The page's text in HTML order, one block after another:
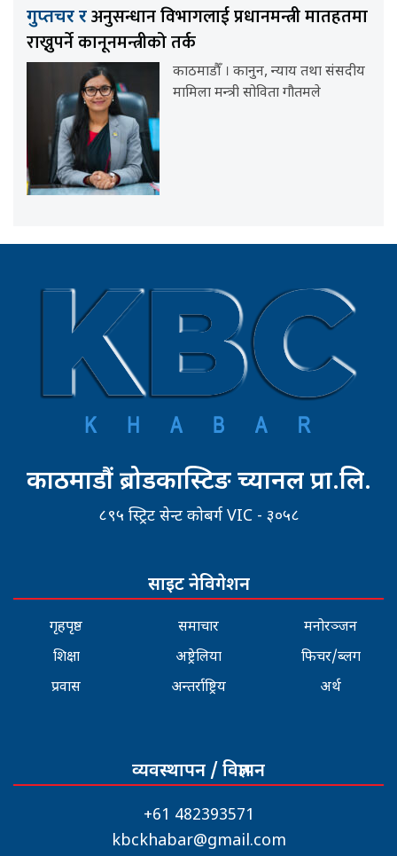
गुप्तचर रअनुसन्धान विभागलाई प्रधानमन्त्री मातहतमा
राख्नुपर्ने कानूनमन्त्रीको तर्क
काठमाडौँ । कानुन, न्याय तथा संसदीय
मामिला मन्त्री सोविता गौतमले
काठमाडौं ब्रोडकास्टिङ च्यानल प्रा.लि.
८९५ स्ट्रिट सेन्ट कोबर्ग VIC - ३०५८
साइट नेविगेशन
गृहपृष्ठ
शिक्षा
प्रवास
समाचार
अष्ट्रेलिया
अन्तर्राष्ट्रिय
मनोरञ्जन
फिचर/ब्लग
अर्थ
व्यवस्थापन / विज्ञापन
+61 482393571
kbckhabar@gmail.com